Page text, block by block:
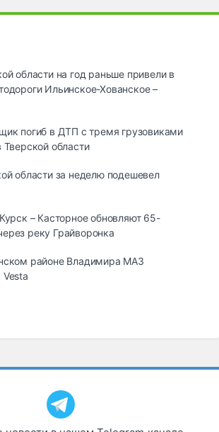
области на год раньше привели в
Ильинское-Хованское –
погиб в ДТП с тремя грузовиками
области
области за неделю подешевел
– Касторное обновляют 65-
реку Грайворонка
районе Владимира МАЗ
Vesta